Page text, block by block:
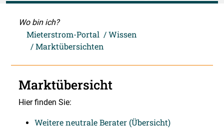
Wo bin ich?
Mieterstrom-Portal
Wissen
Marktübersichten
Marktübersicht
Hier finden Sie:
Weitere neutrale Berater (Übersicht)